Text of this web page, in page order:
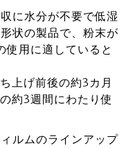
に水分が不要で低湿
状の製品で、粉末が
使用に適していると
上げ前後の約3カ月
約3週間にわたり使
ルムのラインアップ